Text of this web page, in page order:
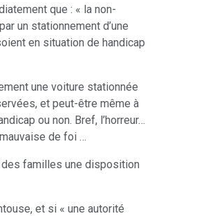
que : « la non-
un stationnement d’une
en situation de handicap
une voiture stationnée
et peut-être même à
ou non. Bref, l’horreur…
de foi …
des familles une disposition
et si « une autorité